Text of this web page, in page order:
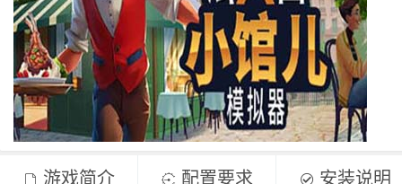
游戏简介 配置要求 安装说明